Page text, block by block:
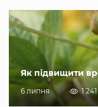
Як підвищити
6 липня 1 241